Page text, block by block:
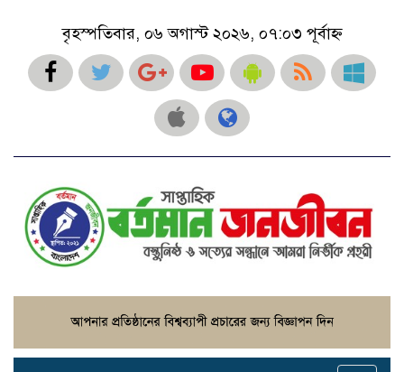
বৃহস্পতিবার, ০৬ অগাস্ট ২০২৬, ০৭:০৩ পূর্বাহ্ন